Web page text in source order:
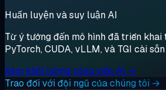
Huấn luyện và suy luận AI
Từ ý tưởng đến mô hình đã triển
PyTorch, CUDA, vLLM, và TGI cài
Xem khối lượng công việc AI →
Trao đổi với đội ngũ của chúng tôi →